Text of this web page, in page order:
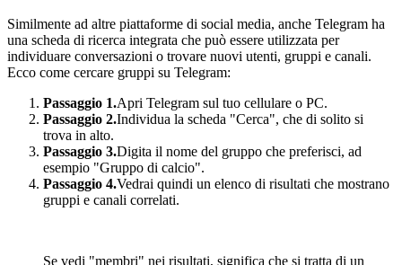
Similmente ad altre piattaforme di social media, anche Telegram ha
una scheda di ricerca integrata che può essere utilizzata per
individuare conversazioni o trovare nuovi utenti, gruppi e canali.
Ecco come cercare gruppi su Telegram:
Passaggio 1.Apri Telegram sul tuo cellulare o PC.
Passaggio 2.Individua la scheda "Cerca", che di solito si
trova in alto.
Passaggio 3.Digita il nome del gruppo che preferisci, ad
esempio "Gruppo di calcio".
Passaggio 4.Vedrai quindi un elenco di risultati che mostrano
gruppi e canali correlati.
Se vedi "membri" nei risultati, significa che si tratta di un